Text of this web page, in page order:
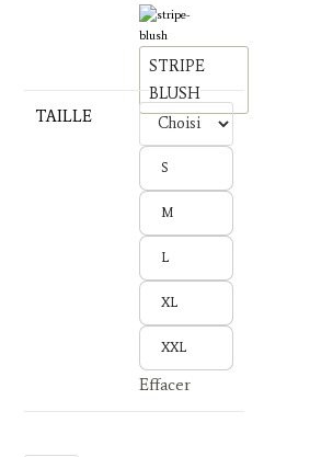
STRIPE
BLUSH
TAILLE
S
M
L
XL
XXL
Effacer